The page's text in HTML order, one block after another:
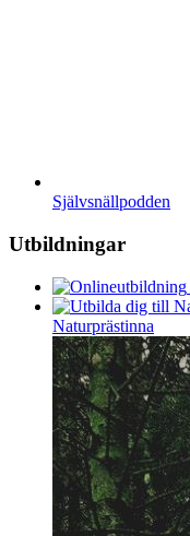
Självsnällpodden
Utbildningar
Naturprästinna